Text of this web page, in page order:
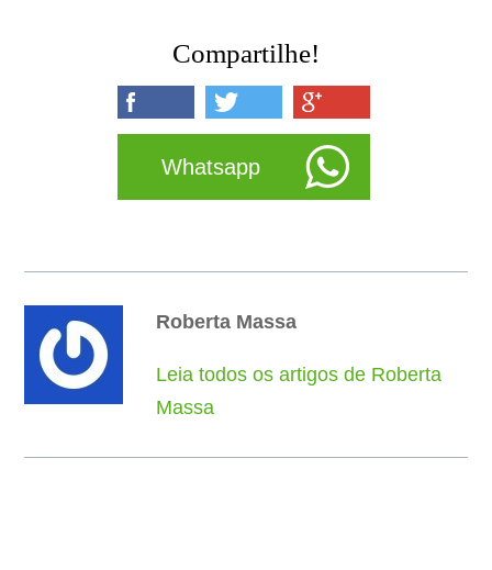
Compartilhe!
Whatsapp
Roberta Massa
Leia todos os artigos de Roberta
Massa